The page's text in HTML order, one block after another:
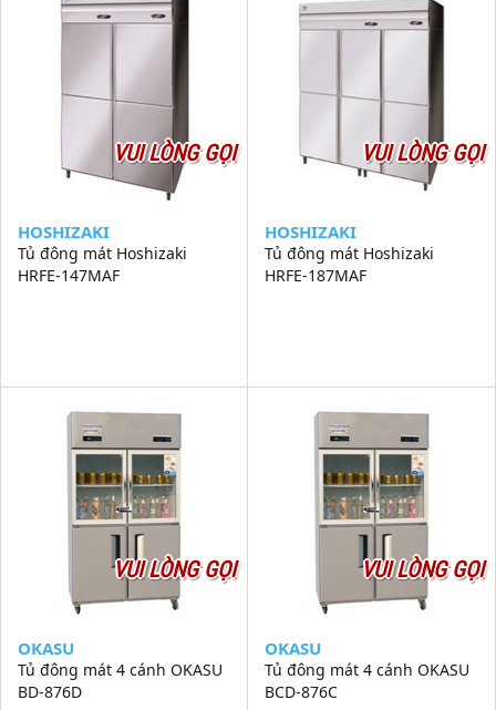
VUI LÒNG GỌI
HOSHIZAKI
Tủ đông mát Hoshizaki
HRFE-147MAF
VUI LÒNG GỌI
HOSHIZAKI
Tủ đông mát Hoshizaki
HRFE-187MAF
VUI LÒNG GỌI
OKASU
Tủ đông mát 4 cánh OKASU
BD-876D
VUI LÒNG GỌI
OKASU
Tủ đông mát 4 cánh OKASU
BCD-876C